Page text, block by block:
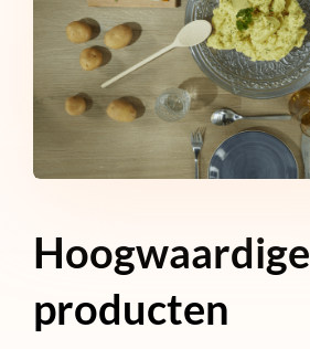
Hoogwaardige
producten